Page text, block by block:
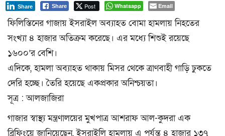
Share Post
Share Whatsapp Email
ফিলিস্তিনের গাজায় ইসরাইল অব্যাহত বোমা হামলায় নিহতের
সংখ্যা ৪ হাজার অতিক্রম করেছে। এর মধ্যে শিশুই রয়েছে
১৬০০’র বেশি।
এদিকে, হামলা অব্যাহত থাকায় মিসর থেকে ত্রাণবাহী গাড়ি ঢুকতে
দেরি হচ্ছে। তৈরি হয়েছে একপ্রকার অনিশ্চয়তা।
সূত্র : আলজাজিরা
গাজার স্বাস্থ্য মন্ত্রণালয়ের মুখপাত্র আশরাফ আল-কুদরা এক
ব্রিফিংয়ে জানিয়েছেন, ইসরাইলি হামলায় এ পর্যন্ত ৪ হাজার ১৩৭